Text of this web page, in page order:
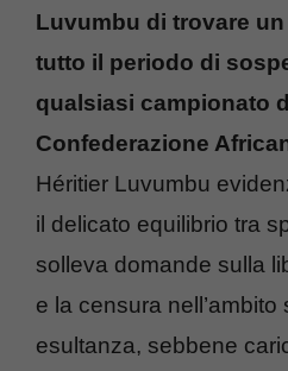
Luvumbu di trovare
tutto il periodo di
qualsiasi campionato
Confederazione
Héritier Luvumbu
il delicato equilibrio tra
solleva domande sulla
e la censura
esultanza, sebbene